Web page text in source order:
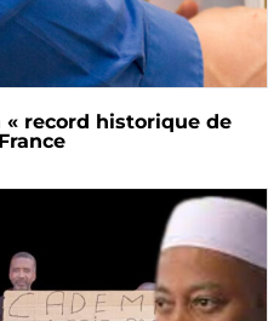
« record historique de